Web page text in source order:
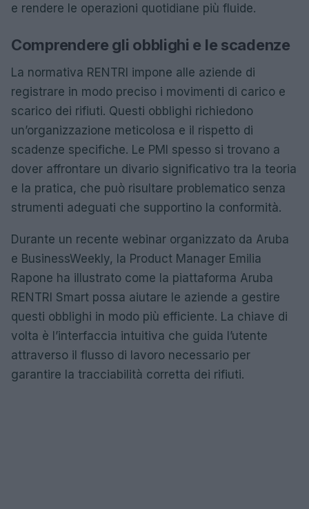
e rendere le operazioni quotidiane più fluide.
Comprendere gli obblighi e le scadenze
La normativa RENTRI impone alle aziende di
registrare in modo preciso i movimenti di carico e
scarico dei rifiuti. Questi obblighi richiedono
un’organizzazione meticolosa e il rispetto di
scadenze specifiche. Le PMI spesso si trovano a
dover affrontare un divario significativo tra la teoria
e la pratica, che può risultare problematico senza
strumenti adeguati che supportino la conformità.
Durante un recente webinar organizzato da Aruba
e BusinessWeekly, la Product Manager Emilia
Rapone ha illustrato come la piattaforma Aruba
RENTRI Smart possa aiutare le aziende a gestire
questi obblighi in modo più efficiente. La chiave di
volta è l’interfaccia intuitiva che guida l’utente
attraverso il flusso di lavoro necessario per
garantire la tracciabilità corretta dei rifiuti.